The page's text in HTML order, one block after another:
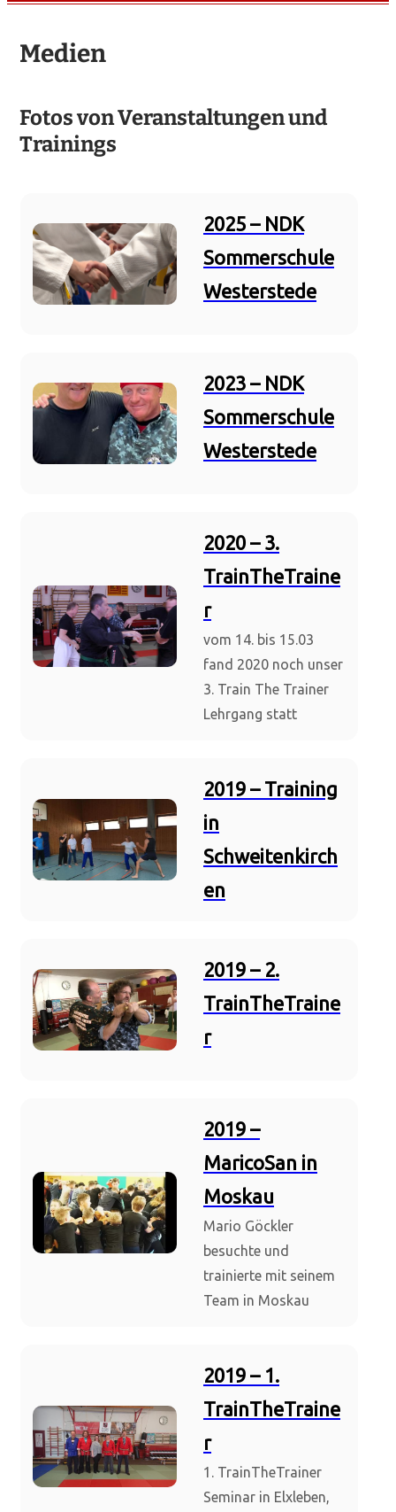
Medien
Fotos von Veranstaltungen und
Trainings
2025 – NDK
Sommerschule
Westerstede
2023 – NDK
Sommerschule
Westerstede
2020 – 3.
TrainTheTraine
r
vom 14. bis 15.03
fand 2020 noch unser
3. Train The Trainer
Lehrgang statt
2019 – Training
in
Schweitenkirch
en
2019 – 2.
TrainTheTraine
r
2019 –
MaricoSan in
Moskau
Mario Göckler
besuchte und
trainierte mit seinem
Team in Moskau
2019 – 1.
TrainTheTraine
r
1. TrainTheTrainer
Seminar in Elxleben,